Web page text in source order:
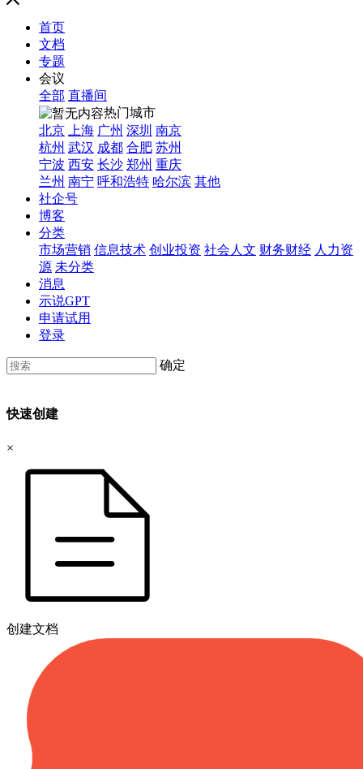
首页
文档
专题
会议
全部 直播间
热门城市
北京
上海 广州 深圳 南京
杭州 武汉 成都 合肥 苏州
宁波 西安 长沙 郑州 重庆
兰州 南宁 呼和浩特 哈尔滨 其他
社企号
博客
分类
市场营销 信息技术 创业投资 社会人文 财务财经 人力资
源 未分类
消息
示说GPT
申请试用
登录
确定
快速创建
×
创建文档